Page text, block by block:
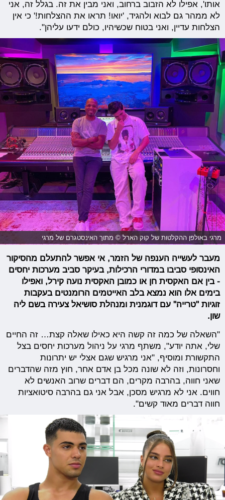
אותו', אפילו לא הזבוב ברחוב, ואני מבין את זה. בגלל זה, אני
לא ממהר גם לבוא ולהגיד, 'יואו! תראו את ההצלחות!' כי אין
הצלחות עדיין, ואני בטוח שכשיהיו, כולם ידעו עליהן".
מרגי באולפן ההקלטות של קוק הארל © מתוך האינסטגרם של מרגי
מעבר לעשייה הענפה של הזמר, אי אפשר להתעלם מהסיקור
האינסופי סביבו במדורי הרכילות, בעיקר סביב מערכות יחסים
- בין אם האקסית חן או כמובן האקסית נועה קירל, ואפילו
בימים אלו הוא נמצא בלב האייטמים הרומנטים בעקבות
זוגיות "טרייה" עם דוגמנית ומנהלת סושיאל צעירה בשם ליה
שון.
"השאלה של כמה זה קשה היא כאילו שאלה קצת… זה החיים
שלי, אתה יודע", משתף מרגי על ניהול מערכות יחסים בצל
התקשורת ומוסיף, "אני מרגיש שגם אצלי יש יתרונות
וחסרונות, וזה לא שונה מכל בן אדם אחר, חוץ מזה שהדברים
שאני חווה, בהרבה מקרים, הם דברים שרוב האנשים לא
חווים. אני לא מרגיש מסכן, אבל אני גם בהרבה סיטואציות
חווה דברים מאוד קשים".